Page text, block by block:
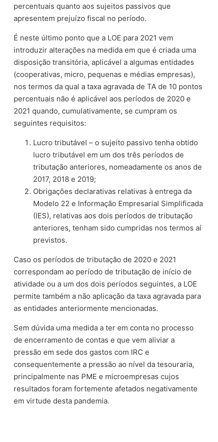
percentuais quanto aos sujeitos passivos que
apresentem prejuízo fiscal no período.
É neste último ponto que a LOE para 2021 vem
introduzir alterações na medida em que é criada uma
disposição transitória, aplicável a algumas entidades
(cooperativas, micro, pequenas e médias empresas),
nos termos da qual a taxa agravada de TA de 10 pontos
percentuais não é aplicável aos períodos de 2020 e
2021 quando, cumulativamente, se cumpram os
seguintes requisitos:
Lucro tributável – o sujeito passivo tenha obtido
lucro tributável em um dos três períodos de
tributação anteriores, nomeadamente os anos de
2017, 2018 e 2019;
Obrigações declarativas relativas à entrega da
Modelo 22 e Informação Empresarial Simplificada
(IES), relativas aos dois períodos de tributação
anteriores, tenham sido cumpridas nos termos aí
previstos.
Caso os períodos de tributação de 2020 e 2021
correspondam ao período de tributação de início de
atividade ou a um dos dois períodos seguintes, a LOE
permite também a não aplicação da taxa agravada para
as entidades anteriormente mencionadas.
Sem dúvida uma medida a ter em conta no processo
de encerramento de contas e que vem aliviar a
pressão em sede dos gastos com IRC e
consequentemente a pressão ao nível da tesouraria,
principalmente nas PME e microempresas cujos
resultados foram fortemente afetados negativamente
em virtude desta pandemia.